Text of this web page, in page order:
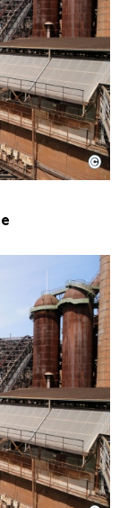
Hütte mit
Hütte | Karl
©